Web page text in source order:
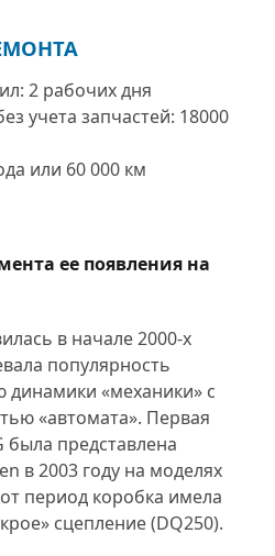
2 рабочих дня
учета запчастей: 18000
или 60 000 км
ее появления на
в начале 2000-х
популярность
динамики «механики» с
«автомата». Первая
была представлена
в 2003 году на моделях
период коробка имела
сцепление (DQ250).